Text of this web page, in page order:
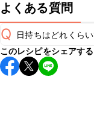
よくある質問
Q 日持ちはどれくら
保存期間は冷蔵で
し上がりください。
このレシピをシェアする